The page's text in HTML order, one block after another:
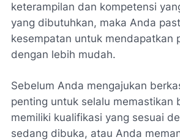
keterampilan dan kompetensi
yang dibutuhkan, maka Anda
kesempatan untuk mendapatkan
dengan lebih mudah.
Sebelum Anda mengajukan
penting untuk selalu memastikan
memiliki kualifikasi yang sesuai
sedang dibuka, atau Anda